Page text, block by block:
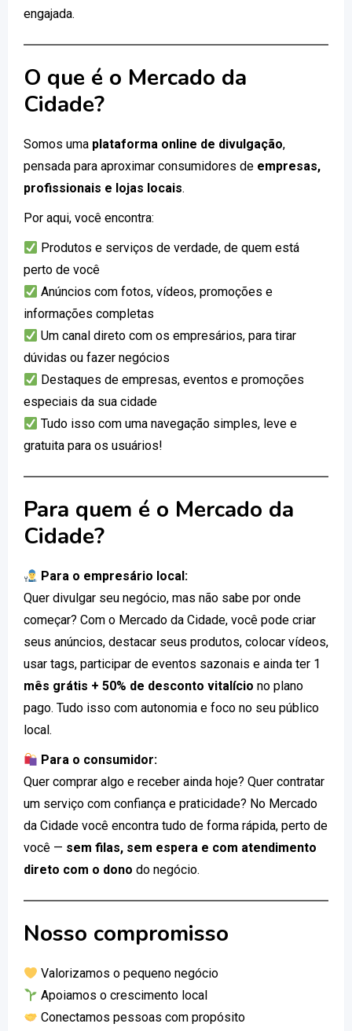
engajada.
O que é o Mercado da
Cidade?
Somos uma plataforma online de divulgação,
pensada para aproximar consumidores de empresas,
profissionais e lojas locais.
Por aqui, você encontra:
Produtos e serviços de verdade, de quem está
perto de você
Anúncios com fotos, vídeos, promoções e
informações completas
Um canal direto com os empresários, para tirar
dúvidas ou fazer negócios
Destaques de empresas, eventos e promoções
especiais da sua cidade
Tudo isso com uma navegação simples, leve e
gratuita para os usuários!
Para quem é o Mercado da
Cidade?
Para o empresário local:
Quer divulgar seu negócio, mas não sabe por onde
começar? Com o Mercado da Cidade, você pode criar
seus anúncios, destacar seus produtos, colocar vídeos,
usar tags, participar de eventos sazonais e ainda ter 1
mês grátis + 50% de desconto vitalício no plano
pago. Tudo isso com autonomia e foco no seu público
local.
Para o consumidor:
Quer comprar algo e receber ainda hoje? Quer contratar
um serviço com confiança e praticidade? No Mercado
da Cidade você encontra tudo de forma rápida, perto de
você — sem filas, sem espera e com atendimento
direto com o dono do negócio.
Nosso compromisso
Valorizamos o pequeno negócio
Apoiamos o crescimento local
Conectamos pessoas com propósito